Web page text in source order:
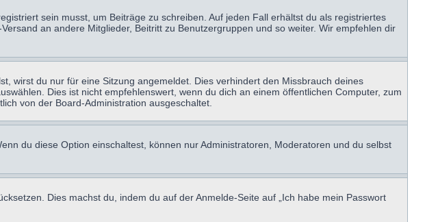
sein musst, um Beiträge zu schreiben. Auf jeden Fall erhältst du als registriertes
an andere Mitglieder, Beitritt zu Benutzergruppen und so weiter. Wir empfehlen dir
wirst du nur für eine Sitzung angemeldet. Dies verhindert den Missbrauch deines
Dies ist nicht empfehlenswert, wenn du dich an einem öffentlichen Computer, zum
von der Board-Administration ausgeschaltet.
du diese Option einschaltest, können nur Administratoren, Moderatoren und du selbst
Dies machst du, indem du auf der Anmelde-Seite auf „Ich habe mein Passwort